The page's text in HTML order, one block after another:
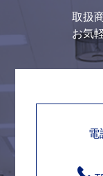
取扱
お気
電